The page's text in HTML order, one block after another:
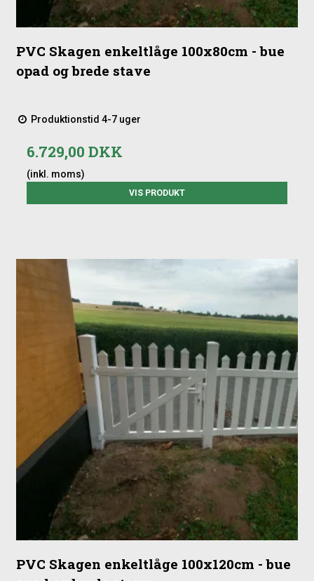
PVC Skagen enkeltlåge 100x80cm - bue
opad og brede stave
Produktionstid 4-7 uger
6.729,00 DKK
(inkl. moms)
VIS PRODUKT
PVC Skagen enkeltlåge 100x120cm - bue